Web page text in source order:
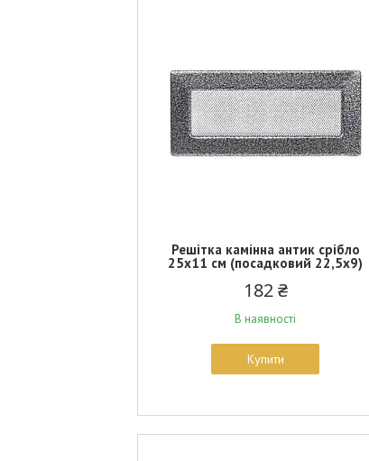
Решітка камінна антик срібло
25х11 см (посадковий 22,5х9)
182 ₴
В наявності
Купити